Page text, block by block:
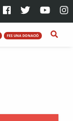
FES UNA DONACIÓ